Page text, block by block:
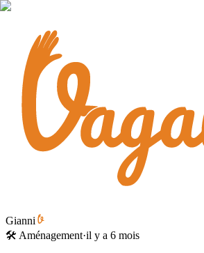
Gianni
🛠️ Aménagement·il y a 6 mois